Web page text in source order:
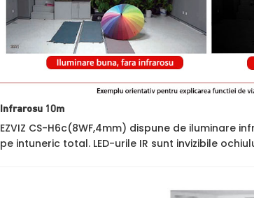
Infrarosu 10m
EZVIZ CS-H6c(8WF,4mm) dispune de iluminare
pe intuneric total. LED-urile IR sunt invizibile